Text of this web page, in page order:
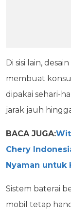
Di sisi lain,
membuat
dipakai sehari-
jarak jauh
BACA JUGA:
Chery
Nyaman untuk
Sistem baterai
mobil tetap